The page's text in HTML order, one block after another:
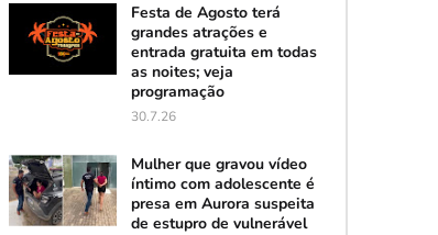
Festa de Agosto terá
grandes atrações e
entrada gratuita em todas
as noites; veja
programação
30.7.26
Mulher que gravou vídeo
íntimo com adolescente é
presa em Aurora suspeita
de estupro de vulnerável